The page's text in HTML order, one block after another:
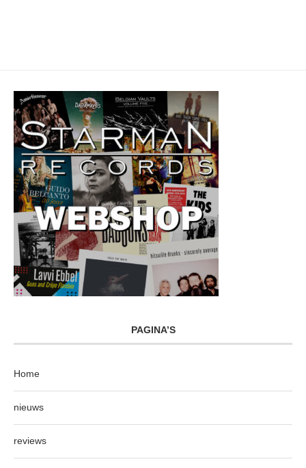
PAGINA’S
Home
nieuws
reviews